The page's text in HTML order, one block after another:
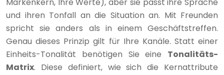
und ihren Tonfall an die Situation an. Mit Freunden
spricht sie anders als in einem Geschäftstreffen.
Genau dieses Prinzip gilt für Ihre Kanäle. Statt einer
Einheits-Tonalität benötigen Sie eine Tonalitäts-
Matrix. Diese definiert, wie sich die Kernattribute